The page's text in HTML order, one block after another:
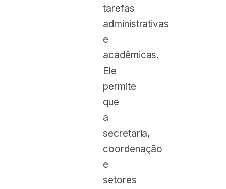
tarefas
administrativas
e
acadêmicas.
Ele
permite
que
a
secretaria,
coordenação
e
setores